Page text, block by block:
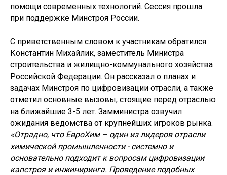
помощи современных технологий. Сессия прошла
при поддержке Минстроя России.
С приветственным словом к участникам обратился
Константин Михайлик, заместитель Министра
строительства и жилищно-коммунального хозяйства
Российской Федерации. Он рассказал о планах и
задачах Минстроя по цифровизации отрасли, а также
отметил основные вызовы, стоящие перед отраслью
на ближайшие 3-5 лет. Замминистра озвучил
ожидания ведомства от крупнейших игроков рынка.
«Отрадно, что ЕвроХим – один из лидеров отрасли
химической промышленности - системно и
основательно подходит к вопросам цифровизации
капстроя и инжиниринга. Проведение подобных